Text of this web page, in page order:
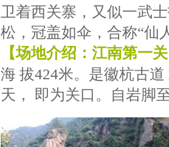
卫着西关寨，又似一武
松，冠盖如伞，合称“仙
【场地介绍：江南第一
海 拔424米。是徽杭古
天， 即为关口。自岩脚